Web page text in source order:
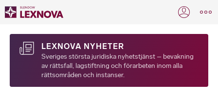
LEXNOVA NYHETER
Sveriges största juridiska nyhetstjänst – bevakning
av rättsfall, lagstiftning och förarbeten inom alla
rättsområden och instanser.